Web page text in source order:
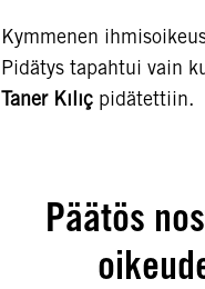
Kymmenen
Pidätys tapahtui vain
Taner Kılıç pidätettiin.
Päätös